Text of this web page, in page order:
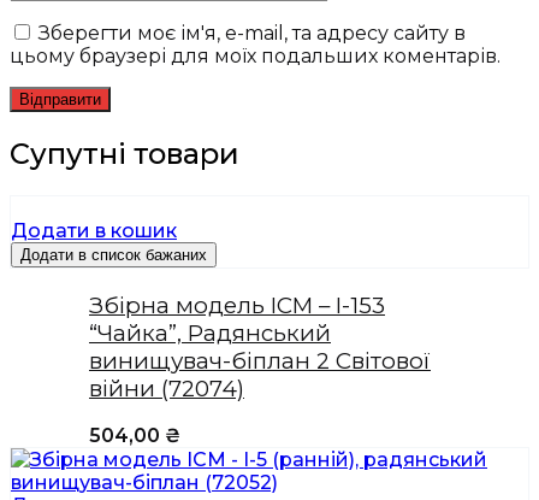
Зберегти моє ім'я, e-mail, та адресу сайту в
цьому браузері для моїх подальших коментарів.
Супутні товари
Додати в кошик
Додати в список бажаних
Збірна модель ICM – I-153
“Чайка”, Радянський
винищувач-біплан 2 Світової
війни (72074)
504,00 ₴